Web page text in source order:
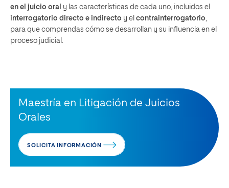
en el juicio oral y las características de cada uno, incluidos el
interrogatorio directo e indirecto y el contrainterrogatorio
para que comprendas cómo se desarrollan y su influencia en el
proceso judicial.
Maestría en Litigación de Juicios
Orales
SOLICITA INFORMACIÓN